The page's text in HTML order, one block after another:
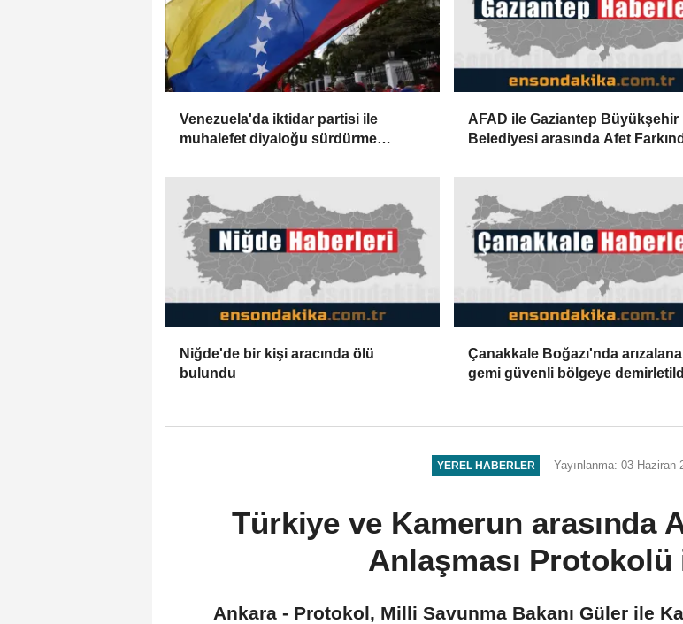
Venezuela'da iktidar partisi ile
muhalefet diyaloğu sürdürme
AFAD ile Gaziantep Büyükşehir
Belediyesi arasında Afet
protokolü
Niğde'de bir kişi aracında ölü
bulundu
Çanakkale Boğazı'nda
gemi güvenli bölgeye
YEREL HABERLER Yayınlanma: 03 Haziran
Türkiye ve Kamerun arasında
Anlaşması Protokolü
Ankara - Protokol, Milli Savunma Bakanı Güler ile